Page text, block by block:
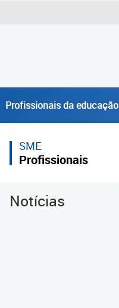
Profissionais da educação
SME
Profissionais
Notícias